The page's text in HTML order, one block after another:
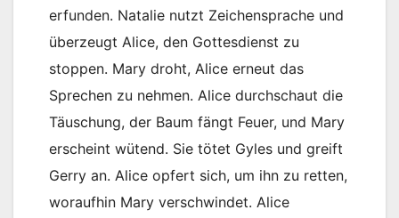
erfunden. Natalie nutzt Zeichensprache und
überzeugt Alice, den Gottesdienst zu
stoppen. Mary droht, Alice erneut das
Sprechen zu nehmen. Alice durchschaut die
Täuschung, der Baum fängt Feuer, und Mary
erscheint wütend. Sie tötet Gyles und greift
Gerry an. Alice opfert sich, um ihn zu retten,
woraufhin Mary verschwindet. Alice